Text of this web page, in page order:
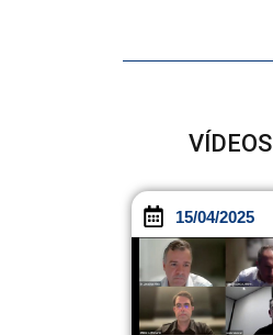
VÍDEOS
15/04/2025